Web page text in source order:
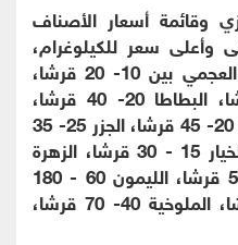
وقائمة أسعار الأصناف
وأعلى سعر للكيلوغرام،
تراوح سعر الباذنجان الأسود العجمي بين 10- 20 قرشا،
البصل الناشف 10- 20 قرشا، البطاطا 20- 40 قرشا،
البطيخ 15-40 قرشا، البندورة 20- 45 قرشا، الجزر 25- 35
قرشا، الخس 15-25 قرشا، الخيار 15 - 30 قرشا، الزهرة
25- 55 قرشا، الكوسا 25- 50 قرشا، الليمون 60 - 180
قرشا، الملفوف 12- 20 قرشا، الملوخية 40- 70 قرشا،